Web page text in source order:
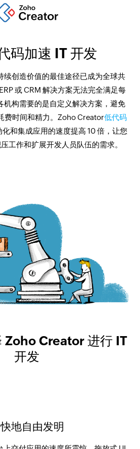
码加速 IT 开发
续创造价值的最佳途径已成为全球共
或 CRM 解决方案无法完全满足每
机构需要的是自定义解决方案，避免
费时间和精力。Zoho Creator低代码
和集成应用的速度提高 10 倍，让您
工作和扩展开发人员队伍的需求。
Zoho Creator 进行 IT
开发
地自由发明